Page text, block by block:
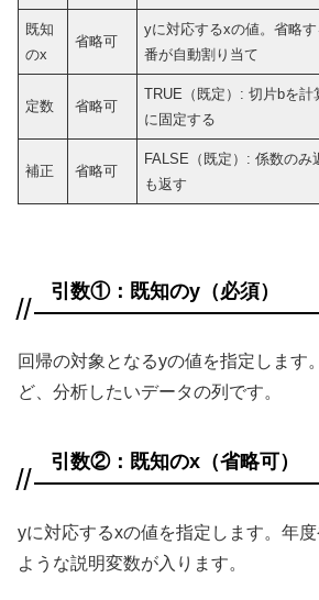
既知
のx
省略可
yに対応するxの値。省略
番が自動割り当て
定数 省略可
TRUE（既定）: 切片bを
に固定する
補正 省略可
FALSE（既定）: 係数の
も返す
引数①：既知のy（必須）
回帰の対象となるyの値を指定します
ど、分析したいデータの列です。
引数②：既知のx（省略可）
yに対応するxの値を指定します。年
ような説明変数が入ります。